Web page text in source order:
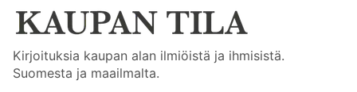
Kirjoituksia kaupan alan ilmiöistä ja ihmisistä.
Suomesta ja maailmalta.